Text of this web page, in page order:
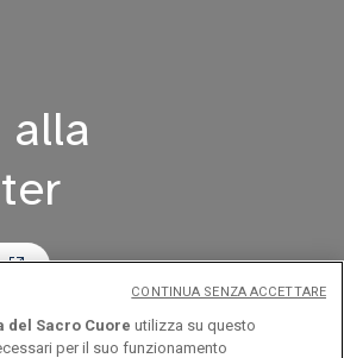
del Sacro Cuore utilizza su questo
per il suo funzionamento
CONTINUA SENZA ACCETTARE